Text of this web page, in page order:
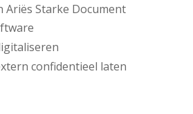
Ariës Starke Document
confidentieel laten